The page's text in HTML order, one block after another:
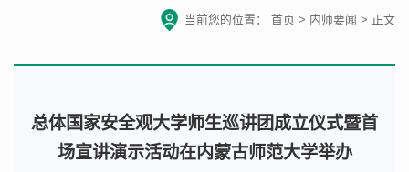
当前您的位置： 首页 > 内师要闻 > 正文
总体国家安全观大学师生巡讲团成立仪式暨首
场宣讲演示活动在内蒙古师范大学举办